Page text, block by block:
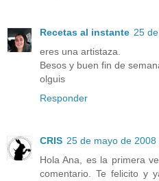
Recetas al instante 25
eres una artistaza.
Besos y buen fin de
olguis
Responder
CRIS 25 de mayo de 2008
Hola Ana, es la primera
comentario. Te felicito y